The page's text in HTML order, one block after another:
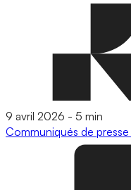
9 avril 2026 - 5 min
Communiqués de presse